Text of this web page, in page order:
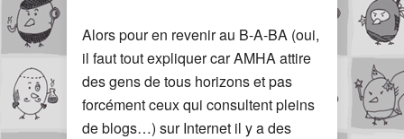
Alors pour en revenir au B-A-BA (oui,
il faut tout expliquer car AMHA attire
des gens de tous horizons et pas
forcément ceux qui consultent pleins
de blogs…) sur Internet il y a des